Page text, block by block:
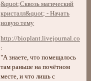
http://bioplant.livejournal.com/
:
"А знаете, что помещалось
там раньше на почётном
месте, и что лишь с